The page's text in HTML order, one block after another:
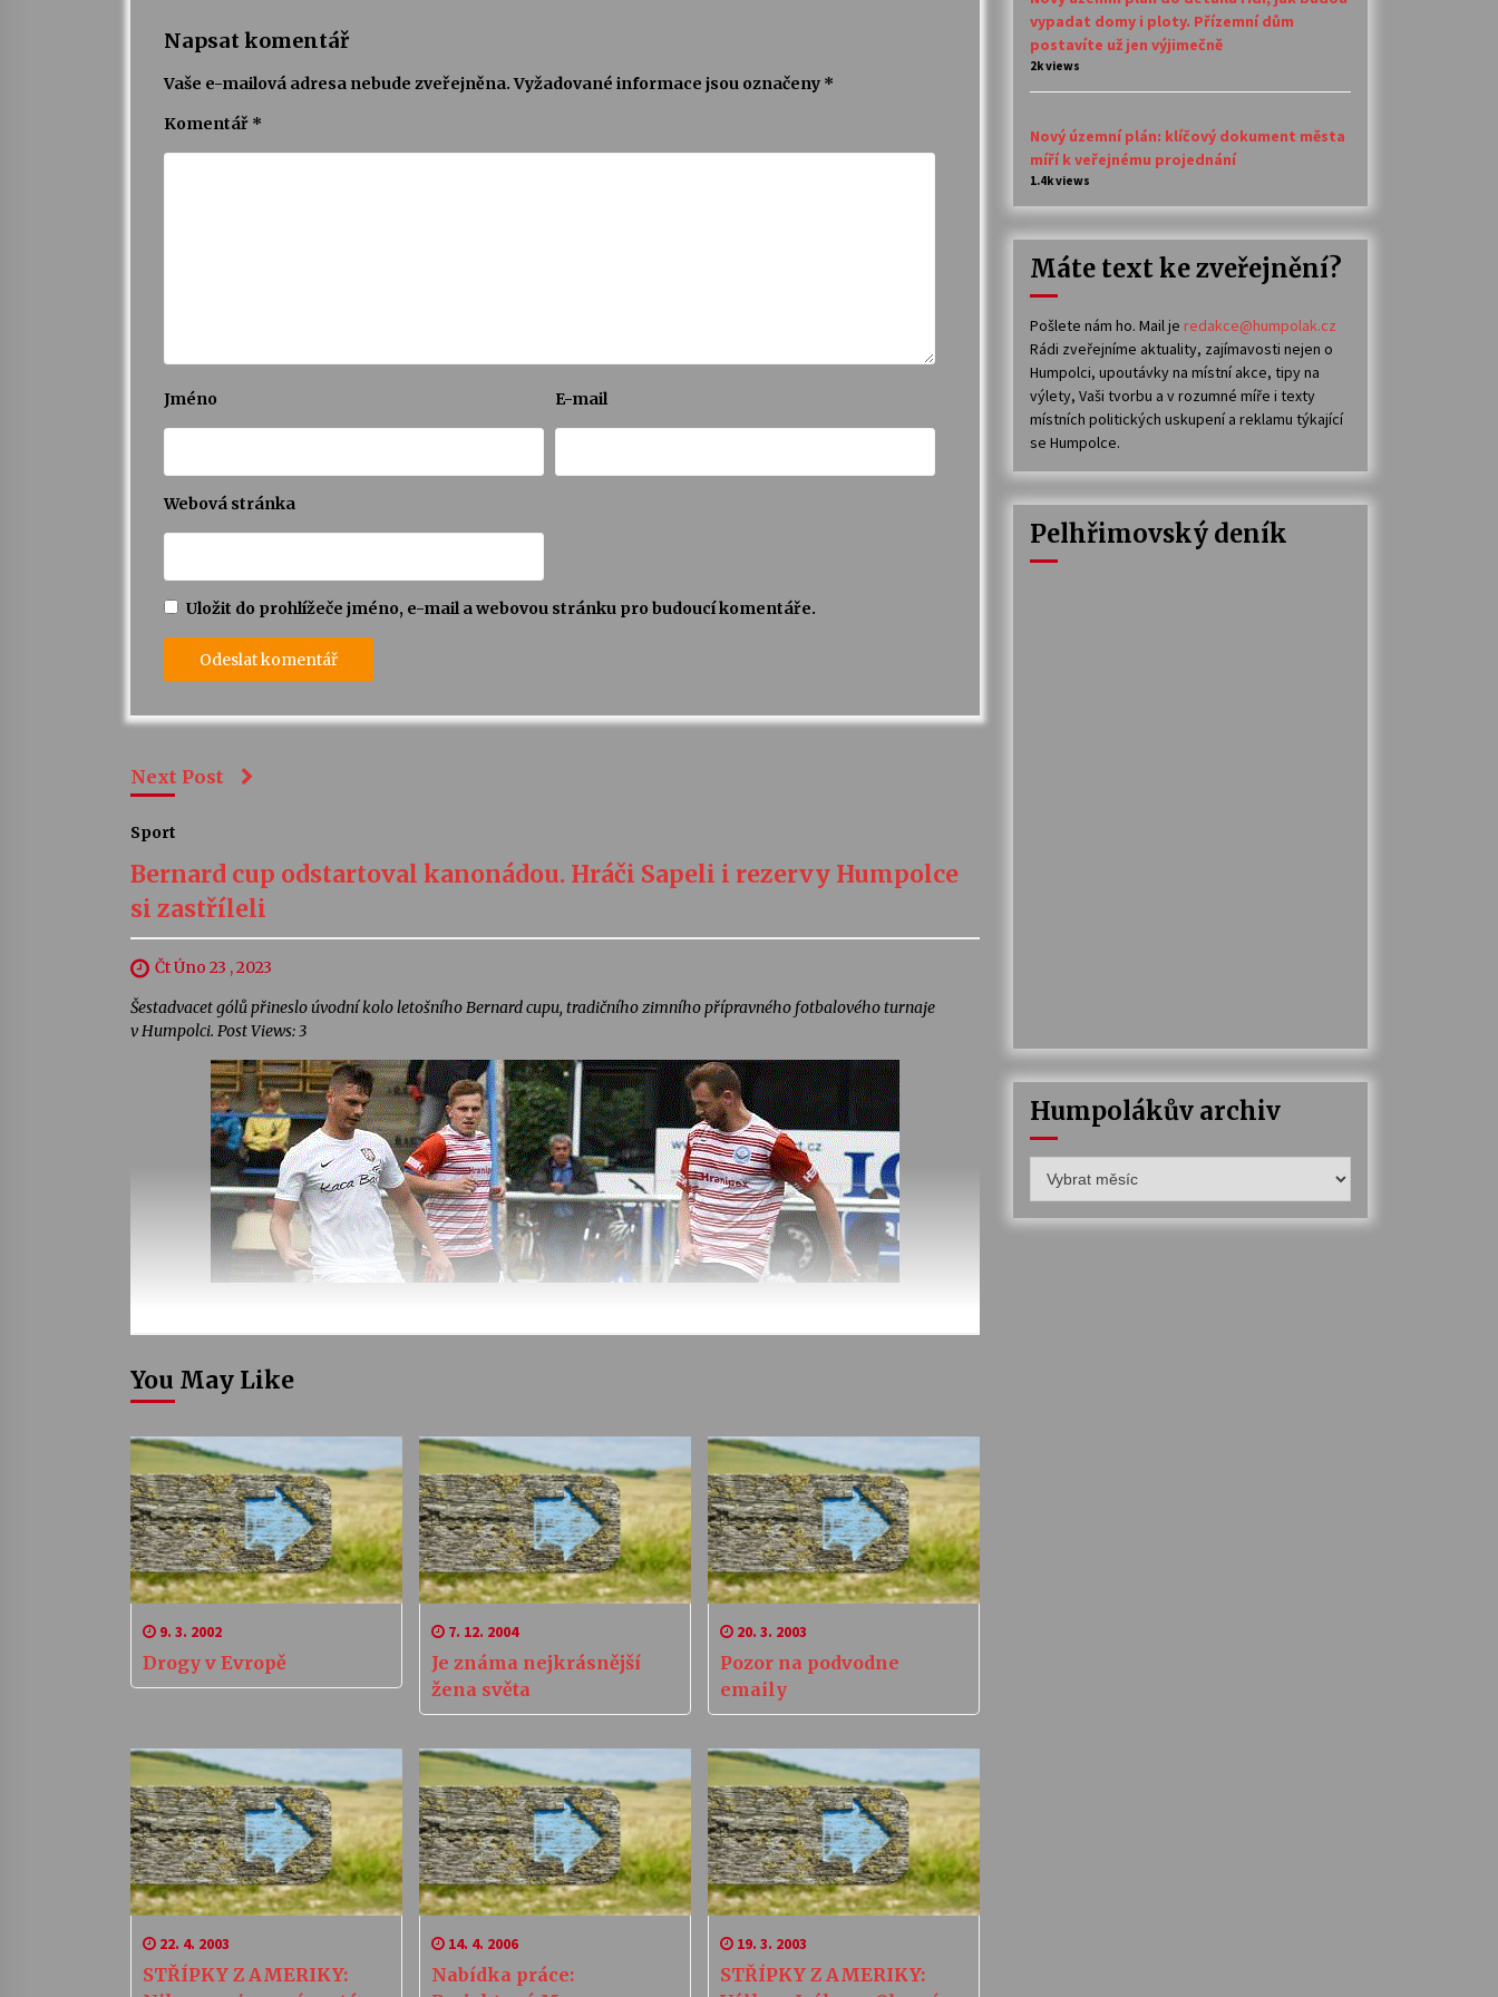
Napsat komentář
Vaše e-mailová adresa nebude zveřejněna. Vyžadované informace jsou označeny *
Komentář *
Jméno E-mail
Webová stránka
Uložit do prohlížeče jméno, e-mail a webovou stránku pro budoucí komentáře.
Next Post
Sport
Bernard cup odstartoval kanonádou. Hráči Sapeli i rezervy Humpolce
si zastříleli
Čt Úno 23 , 2023
Šestadvacet gólů přineslo úvodní kolo letošního Bernard cupu, tradičního zimního přípravného fotbalového turnaje
v Humpolci. Post Views: 3
You May Like
9. 3. 2002
Drogy v Evropě
7. 12. 2004
Je známa nejkrásnější
žena světa
20. 3. 2003
Pozor na podvodne
emaily
22. 4. 2003
STŘÍPKY Z AMERIKY:
14. 4. 2006
Nabídka práce:
19. 3. 2003
STŘÍPKY Z AMERIKY:
vypadat domy i ploty. Přízemní dům
postavíte už jen výjimečně
2k views
Nový územní plán: klíčový dokument města
míří k veřejnému projednání
1.4k views
Máte text ke zveřejnění?
Pošlete nám ho. Mail je redakce@humpolak.cz
Rádi zveřejníme aktuality, zajímavosti nejen o
Humpolci, upoutávky na místní akce, tipy na
výlety, Vaši tvorbu a v rozumné míře i texty
místních politických uskupení a reklamu týkající
se Humpolce.
Pelhřimovský deník
Humpolákův archiv
archiv